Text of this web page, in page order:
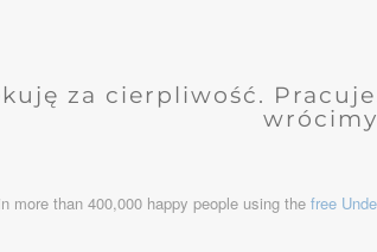
za cierpliwość.
more than 400,000 happy people using the free